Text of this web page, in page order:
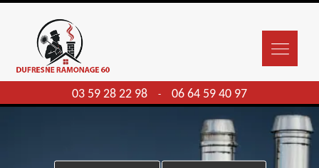
03 59 28 22 98 - 06 64 59 40 97